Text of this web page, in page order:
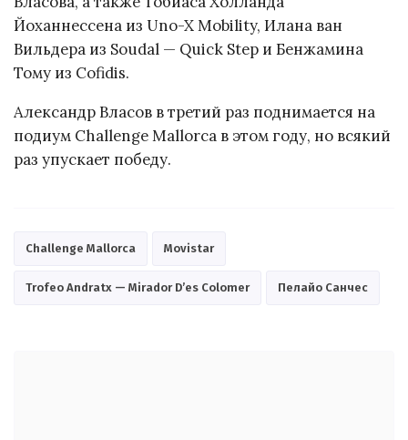
Йоханнессена из Uno-X Mobility, Илана ван
Вильдера из Soudal — Quick Step и Бенжамина
Тому из Cofidis.
Александр Власов в третий раз поднимается на
подиум Challenge Mallorca в этом году, но всякий
раз упускает победу.
Challenge Mallorca Movistar
Trofeo Andratx — Mirador D’es Colomer Пелайо Санчес